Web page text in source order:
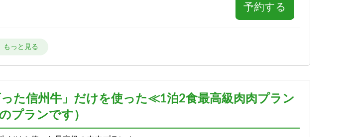
予約する
った信州牛」だけを使った≪1泊2食最高級肉肉プラン
プランです）